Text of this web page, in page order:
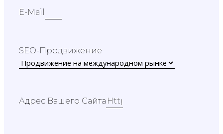
E-Mail
SEO-Продвижение
Адрес Вашего Сайта